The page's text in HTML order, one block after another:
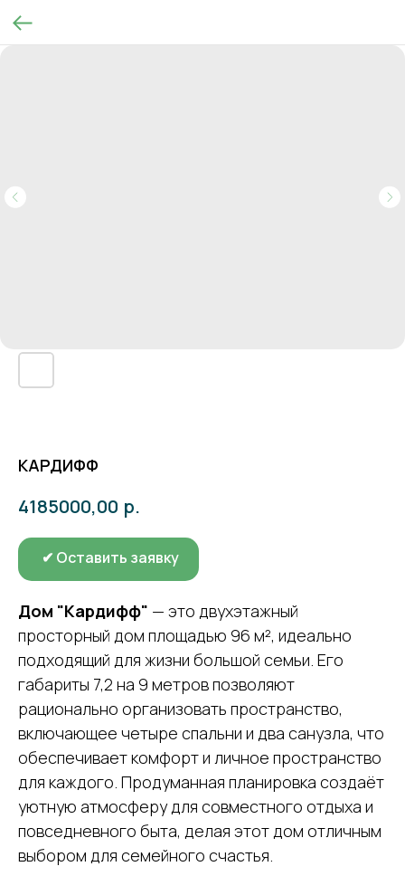
КАРДИФФ
4185000,00 р.
✔ Оставить заявку
Дом "Кардифф" — это двухэтажный
просторный дом площадью 96 м², идеально
подходящий для жизни большой семьи. Его
габариты 7,2 на 9 метров позволяют
рационально организовать пространство,
включающее четыре спальни и два санузла, что
обеспечивает комфорт и личное пространство
для каждого. Продуманная планировка создаёт
уютную атмосферу для совместного отдыха и
повседневного быта, делая этот дом отличным
выбором для семейного счастья.